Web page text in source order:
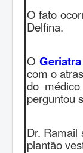
O fato
Delfina.
O Geriatra
com o
do
perguntou
Dr. Ramail
plantão